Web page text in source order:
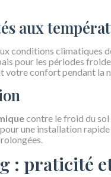
aux
conditions climatiques
pour les périodes
votre confort pendant la
contre le froid du
une installation
: praticité